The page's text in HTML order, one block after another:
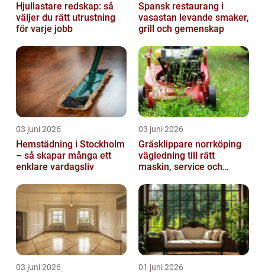
Hjullastare redskap: så
väljer du rätt utrustning
för varje jobb
Spansk restaurang i
vasastan levande smaker,
grill och gemenskap
03 juni 2026
Hemstädning i Stockholm
– så skapar många ett
enklare vardagsliv
03 juni 2026
Gräsklippare norrköping
vägledning till rätt
maskin, service och
03 juni 2026 01 juni 2026